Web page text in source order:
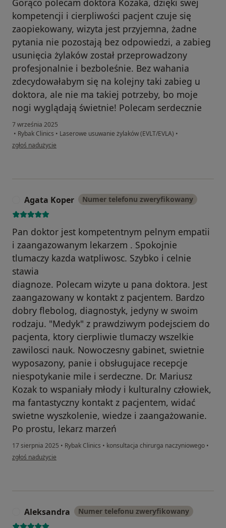
Gorąco polecam doktora Kozaka, dzięki swej
kompetencji i cierpliwości pacjent czuje się
zaopiekowany, wizyta jest przyjemna, żadne
pytania nie pozostają bez odpowiedzi, a zabieg
usunięcia żylaków został przeprowadzony
profesjonalnie i bezboleśnie. Bez wahania
zdecydowałabym się na kolejny taki zabieg u
doktora, ale nie ma takiej potrzeby, bo moje
nogi wyglądają świetnie! Polecam serdecznie
7 września 2025
• Rybak Clinics • Laserowe usuwanie żylaków (EVLT/EVLA) •
w opinii użytkownika Karolina
zgłoś nadużycie
Agata Koper Numer telefonu zweryfikowany
Pan doktor jest kompetentnym pelnym empatii
i zaangazowanym lekarzem . Spokojnie
tlumaczy kazda watpliwosc. Szybko i celnie
stawia
diagnoze. Polecam wizyte u pana doktora. Jest
zaangazowany w kontakt z pacjentem. Bardzo
dobry flebolog, diagnostyk, jedyny w swoim
rodzaju. "Medyk" z prawdziwym podejsciem do
pacjenta, ktory cierpliwie tlumaczy wszelkie
zawilosci nauk. Nowoczesny gabinet, swietnie
wyposazony, panie i obsługujace recepcje
niespotykanie mile i serdeczne. Dr. Mariusz
Kozak to wspaniały młody i kulturalny człowiek,
ma fantastyczny kontakt z pacjentem, widać
swietne wyszkolenie, wiedze i zaangażowanie.
Po prostu, lekarz marzeń
17 sierpnia 2025 • Rybak Clinics • konsultacja chirurga naczyniowego •
w opinii użytkownika Agata Koper
zgłoś nadużycie
Aleksandra Numer telefonu zweryfikowany